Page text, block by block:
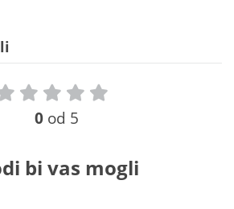
0 od 5
bi vas mogli